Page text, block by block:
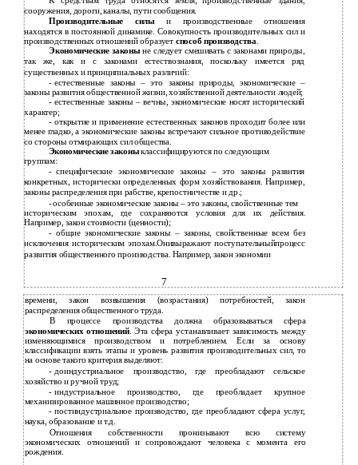
сооружения, дороги, каналы, пути сообщения.
Производительные силыи производственные отношения
находятся в постоянной динамике. Совокупность производительных сил и
производственных отношений образует способ производства.
Экономические законыне следует смешивать с законами природы,
так же, как и с законами естествознания, поскольку имеется ряд
существенных и принципиальных различий:
- естественные законы – это законы природы, экономические –
законы развития общественной жизни, хозяйственной деятельности людей;
- естественные законы – вечны, экономические носят исторический
характер;
- открытие и применение естественных законов проходит более или
менее гладко, а экономические законы встречают сильное противодействие
со стороны отмирающих сил общества.
Экономические законыклассифицируются по следующим
группам:
- специфические экономические законы – это законы развития
конкретных, исторически определенных форм хозяйствования. Например,
законы распределения при рабстве, крепостничестве и др.;
-особенные экономические законы – это законы, свойственные тем
историческим эпохам, где сохраняются условия для их действия.
Например, закон стоимости (ценности);
- общие экономические законы – законы, свойственные всем без
исключения историческим эпохам.Онивыражают поступательныйпроцесс
развития общественного производства. Например, закон экономии
7
времени, закон возвышения (возрастания) потребностей, закон
распределения общественного труда.
В процессе производства должна образовываться сфера
экономических отношений. Эта сфера устанавливает зависимость между
изменяющимися производством и потреблением. Если за основу
классификации взять этапы и уровень развития производительных сил, то
на основе такого критерия выделяют:
- доиндустриальное производство, где преобладают сельское
хозяйство и ручной труд;
- индустриальное производство, где преобладает крупное
механизированное машинное производство;
- постиндустриальное производство, где преобладают сфера услуг,
наука, образование и т.д.
Отношения собственности пронизывают всю систему
экономических отношений и сопровождают человека с момента его
рождения.